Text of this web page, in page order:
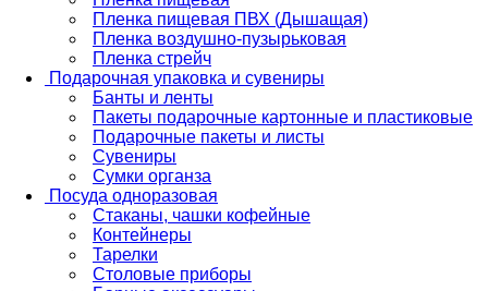
Пленка пищевая ПВХ (Дышащая)
Пленка воздушно-пузырьковая
Пленка стрейч
Подарочная упаковка и сувениры
Банты и ленты
Пакеты подарочные картонные и пластиковые
Подарочные пакеты и листы
Сувениры
Сумки органза
Посуда одноразовая
Стаканы, чашки кофейные
Контейнеры
Тарелки
Столовые приборы